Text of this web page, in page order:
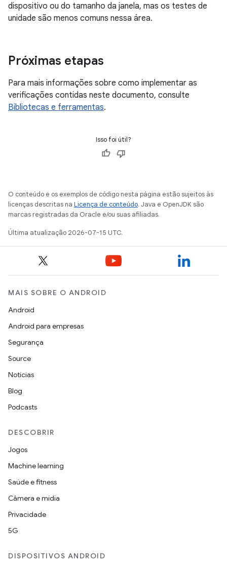
dispositivo ou do tamanho da janela, mas os testes de
unidade são menos comuns nessa área.
Próximas etapas
Para mais informações sobre como implementar as
verificações contidas neste documento, consulte
Bibliotecas e ferramentas.
Isso foi útil?
O conteúdo e os exemplos de código nesta página estão sujeitos às
licenças descritas na Licença de conteúdo. Java e OpenJDK são
marcas registradas da Oracle e/ou suas afiliadas.
Última atualização 2026-07-15 UTC.
MAIS SOBRE O ANDROID
Android
Android para empresas
Segurança
Source
Notícias
Blog
Podcasts
DESCOBRIR
Jogos
Machine learning
Saúde e fitness
Câmera e mídia
Privacidade
5G
DISPOSITIVOS ANDROID